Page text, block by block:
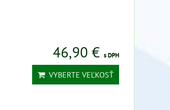
46,90 € s DPH
VYBERTE VEĽKOSŤ